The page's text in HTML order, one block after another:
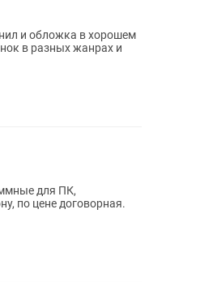
для ПК,
по цене договорная.